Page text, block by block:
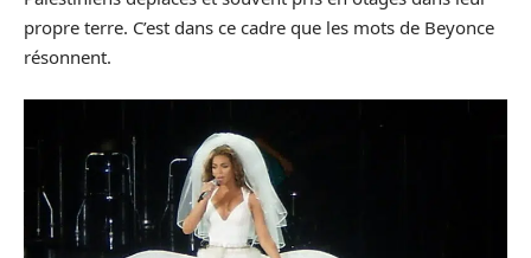
propre terre. C’est dans ce cadre que les mots de Beyonce
résonnent.